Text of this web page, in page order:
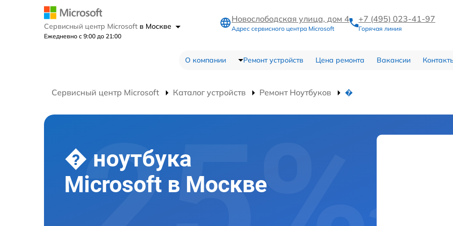
Сервисный центр Microsoft в Москве
Ежедневно с 9:00 до 21:00
Новослободская улица, дом 4
Адрес сервисного центра Microsoft
+7 (495) 023-41-97
Горячая линия
О компании Ремонт устройств Цена ремонта Вакансии
Сервисный центр Microsoft Каталог устройств Ремонт Ноутбуков �
� ноутбука
Microsoft в Москве